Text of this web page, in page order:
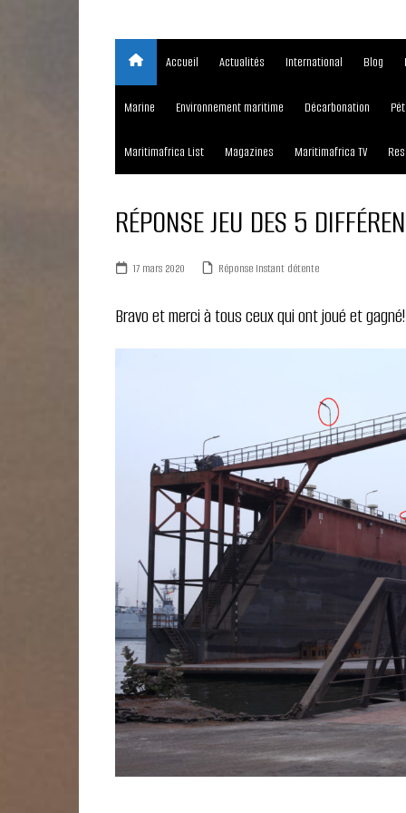
Accueil Actualités International Blog
Marine Environnement maritime Décarbonation
Maritimafrica List Magazines Maritimafrica TV
RÉPONSE JEU DES 5
17 mars 2020 Réponse Instant détente
Bravo et merci à tous ceux qui ont joué et gagné!